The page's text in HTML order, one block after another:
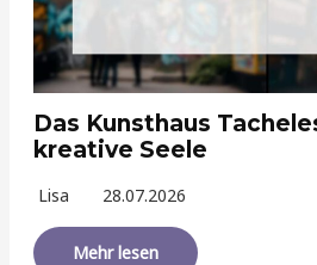
Das Kunsthaus
kreative Seele
Lisa 28.07.2026
Mehr lesen